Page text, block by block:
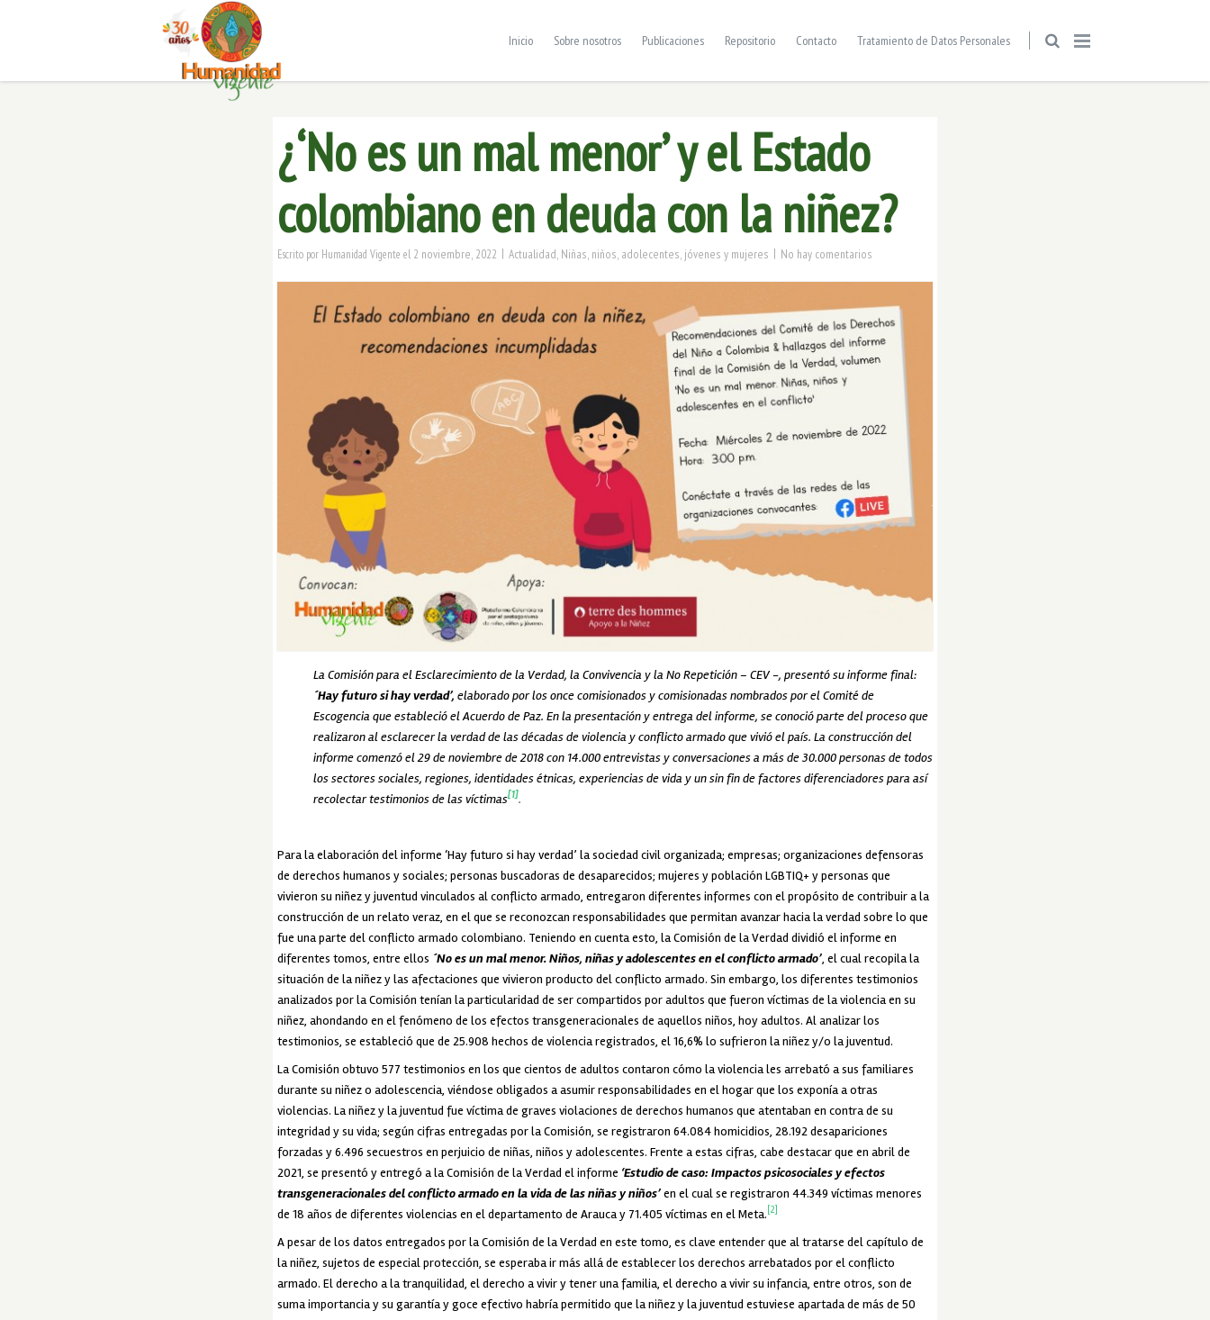
Inicio Sobre nosotros Publicaciones Repositorio Contacto Tratamiento de Datos Personales
¿‘No es un mal menor’ y el Estado
colombiano en deuda con la niñez?
Escrito por Humanidad Vigente el 2 noviembre, 2022 | Actualidad, Niñas, niños, adolecentes, jóvenes y mujeres | No hay comentarios
La Comisión para el Esclarecimiento de la Verdad, la Convivencia y la No Repetición – CEV -, presentó su informe final:
´Hay futuro si hay verdad’, elaborado por los once comisionados y comisionadas nombrados por el Comité de
Escogencia que estableció el Acuerdo de Paz. En la presentación y entrega del informe, se conoció parte del proceso que
realizaron al esclarecer la verdad de las décadas de violencia y conflicto armado que vivió el país. La construcción del
informe comenzó el 29 de noviembre de 2018 con 14.000 entrevistas y conversaciones a más de 30.000 personas de todos
los sectores sociales, regiones, identidades étnicas, experiencias de vida y un sin fin de factores diferenciadores para así
recolectar testimonios de las víctimas[1].
Para la elaboración del informe ‘Hay futuro si hay verdad’ la sociedad civil organizada; empresas; organizaciones defensoras
de derechos humanos y sociales; personas buscadoras de desaparecidos; mujeres y población LGBTIQ+ y personas que
vivieron su niñez y juventud vinculados al conflicto armado, entregaron diferentes informes con el propósito de contribuir a la
construcción de un relato veraz, en el que se reconozcan responsabilidades que permitan avanzar hacia la verdad sobre lo que
fue una parte del conflicto armado colombiano. Teniendo en cuenta esto, la Comisión de la Verdad dividió el informe en
diferentes tomos, entre ellos ´No es un mal menor. Niños, niñas y adolescentes en el conflicto armado’, el cual recopila la
situación de la niñez y las afectaciones que vivieron producto del conflicto armado. Sin embargo, los diferentes testimonios
analizados por la Comisión tenían la particularidad de ser compartidos por adultos que fueron víctimas de la violencia en su
niñez, ahondando en el fenómeno de los efectos transgeneracionales de aquellos niños, hoy adultos. Al analizar los
testimonios, se estableció que de 25.908 hechos de violencia registrados, el 16,6% lo sufrieron la niñez y/o la juventud.
La Comisión obtuvo 577 testimonios en los que cientos de adultos contaron cómo la violencia les arrebató a sus familiares
durante su niñez o adolescencia, viéndose obligados a asumir responsabilidades en el hogar que los exponía a otras
violencias. La niñez y la juventud fue víctima de graves violaciones de derechos humanos que atentaban en contra de su
integridad y su vida; según cifras entregadas por la Comisión, se registraron 64.084 homicidios, 28.192 desapariciones
forzadas y 6.496 secuestros en perjuicio de niñas, niños y adolescentes. Frente a estas cifras, cabe destacar que en abril de
2021, se presentó y entregó a la Comisión de la Verdad el informe ‘Estudio de caso: Impactos psicosociales y efectos
transgeneracionales del conflicto armado en la vida de las niñas y niños’en el cual se registraron 44.349 víctimas menores
de 18 años de diferentes violencias en el departamento de Arauca y 71.405 víctimas en el Meta. [2]
A pesar de los datos entregados por la Comisión de la Verdad en este tomo, es clave entender que al tratarse del capítulo de
la niñez, sujetos de especial protección, se esperaba ir más allá de establecer los derechos arrebatados por el conflicto
armado. El derecho a la tranquilidad, el derecho a vivir y tener una familia, el derecho a vivir su infancia, entre otros, son de
suma importancia y su garantía y goce efectivo habría permitido que la niñez y la juventud estuviese apartada de más de 50